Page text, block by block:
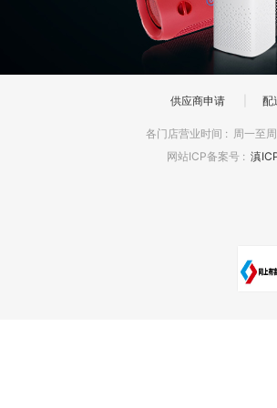
供应商申请 配
各门店营业时间 : 周一至
网站ICP备案号 : 滇